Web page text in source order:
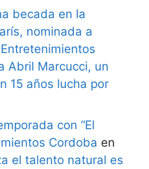
becada en la
nominada a
Abril Marcucci, un
15 años lucha por
con “El
Cordoba en
el talento natural es